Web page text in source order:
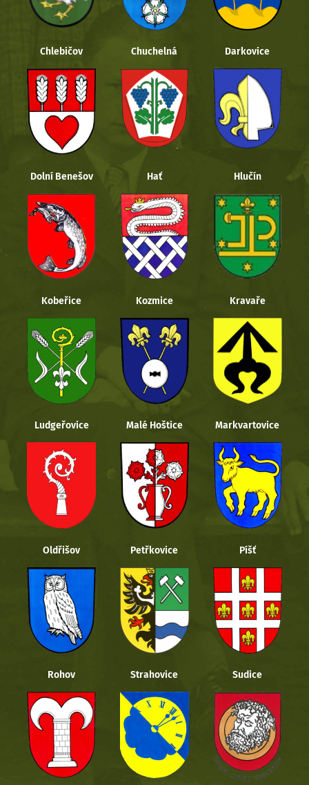
Chlebičov Chuchelná Darkovice
Dolní Benešov Hať Hlučín
Kobeřice Kozmice Kravaře
Ludgeřovice Malé Hoštice Markvartovice
Oldřišov Petřkovice Píšť
Rohov Strahovice Sudice